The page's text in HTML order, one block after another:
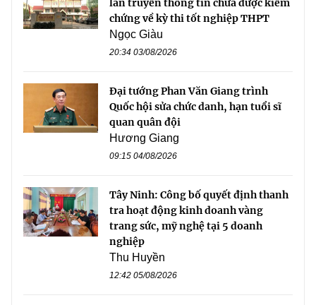
chứng về kỳ thi tốt nghiệp THPT
Ngọc Giàu
20:34 03/08/2026
Đại tướng Phan Văn Giang trình
Quốc hội sửa chức danh, hạn tuổi sĩ
quan quân đội
Hương Giang
09:15 04/08/2026
Tây Ninh: Công bố quyết định thanh
tra hoạt động kinh doanh vàng
trang sức, mỹ nghệ tại 5 doanh
nghiệp
Thu Huyền
12:42 05/08/2026